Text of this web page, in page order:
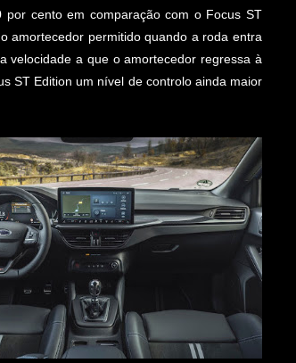
cento em comparação com o Focus ST
amortecedor permitido quando a roda entra
velocidade a que o amortecedor regressa à
ST Edition um nível de controlo ainda maior